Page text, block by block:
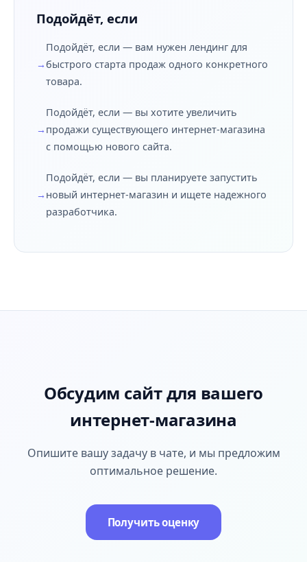
Подойдёт, если
Подойдёт, если — вам нужен лендинг для
быстрого старта продаж одного конкретного
товара.
Подойдёт, если — вы хотите увеличить
продажи существующего интернет-магазина
с помощью нового сайта.
Подойдёт, если — вы планируете запустить
новый интернет-магазин и ищете надежного
разработчика.
Обсудим сайт для вашего
интернет-магазина
Опишите вашу задачу в чате, и мы предложим
оптимальное решение.
Получить оценку